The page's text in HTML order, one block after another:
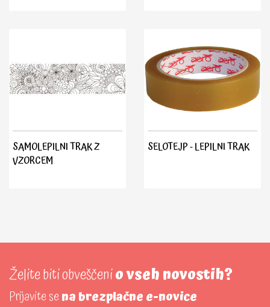
SAMOLEPILNI TRAK Z
VZORCEM
SELOTEJP - LEPILNI TRAK
Želite biti obveščenio vseh novostih?
Prijavite sena brezplačne e-novice